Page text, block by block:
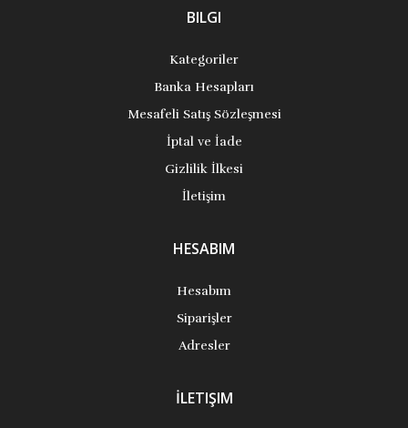
BILGI
Kategoriler
Banka Hesapları
Mesafeli Satış Sözleşmesi
İptal ve İade
Gizlilik İlkesi
İletişim
HESABIM
Hesabım
Siparişler
Adresler
İLETIŞIM